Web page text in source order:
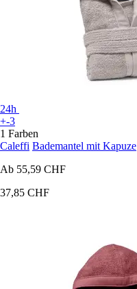
24h
+-3
1 Farben
Caleffi Bademantel mit Kapuze
Ab 55,59 CHF
37,85 CHF